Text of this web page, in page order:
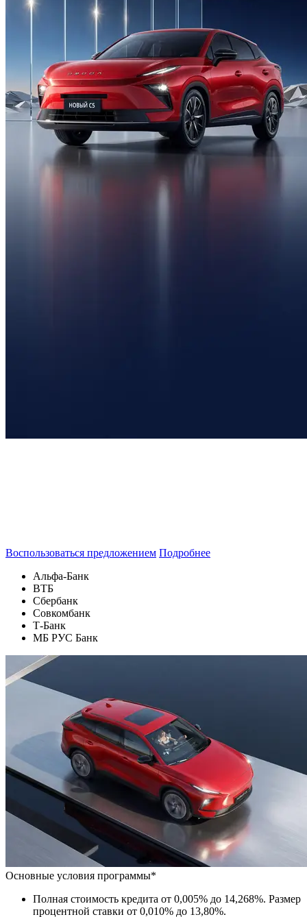
Воспользоваться предложением Подробнее
Альфа-Банк
ВТБ
Сбербанк
Совкомбанк
Т-Банк
МБ РУС Банк
Основные условия программы*
Полная стоимость кредита от 0,005% до 14,268%. Размер
процентной ставки от 0,010% до 13,80%.